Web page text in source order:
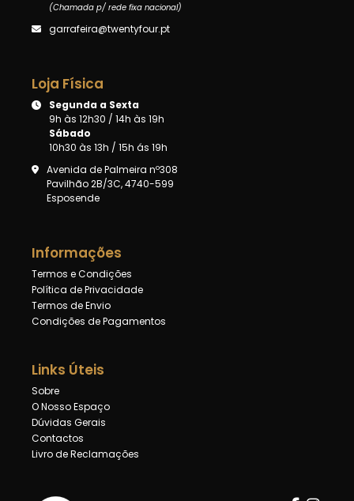
(Chamada p/ rede fixa nacional)
garrafeira@twentyfour.pt
Loja Física
Segunda a Sexta
9h às 12h30 / 14h às 19h
Sábado
10h30 às 13h / 15h ás 19h
Avenida de Palmeira nº308
Pavilhão 2B/3C, 4740-599
Esposende
Informações
Termos e Condições
Política de Privacidade
Termos de Envio
Condições de Pagamentos
Links Úteis
Sobre
O Nosso Espaço
Dúvidas Gerais
Contactos
Livro de Reclamações